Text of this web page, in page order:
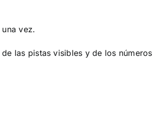
vez.
las pistas visibles y de los